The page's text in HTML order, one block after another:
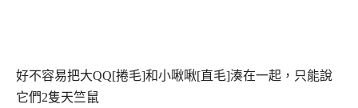
好不容易把大QQ[捲毛]和小啾啾[直毛]湊在一起，只能說
它們2隻天竺鼠